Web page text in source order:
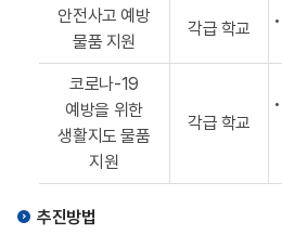
안전사고 예방
물품 지원
각급 학교
코로나-19
예방을 위한
생활지도 물품
지원
각급 학교
추진방법